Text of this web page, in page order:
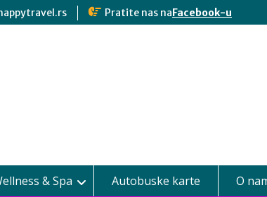
Pratite nas naFacebook-u
& Spa Autobuske karte O